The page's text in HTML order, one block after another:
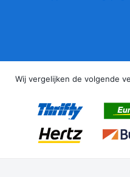
Wij vergelijken de volgende